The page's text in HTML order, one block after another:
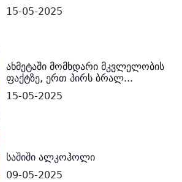
15-05-2025
ახმეტაში მომხდარი მკვლელობის
ფაქტზე, ერთ პირს ბრალ...
15-05-2025
საშიში ალკოჰოლი
09-05-2025